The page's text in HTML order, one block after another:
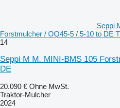
Seppi
Forstmulcher / OQ45-5 / 5-10 to DE
14
Seppi M M. MINI-BMS 105
DE
20.090 € Ohne MwSt.
Traktor-Mulcher
2024